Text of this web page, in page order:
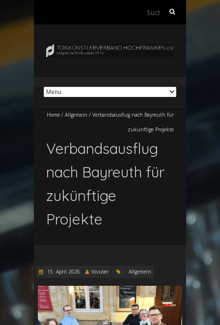
Suchen
Home / Allgemein / Verbandsausflug nach Bayreuth für
zukünftige Projekte
Verbandsausflug
nach Bayreuth für
zukünftige
Projekte
15. April 2026 tkvuser Allgemein